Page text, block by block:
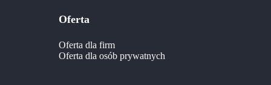
Oferta
Oferta dla firm
Oferta dla osób prywatnych